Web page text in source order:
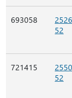
693058
52
721415
52